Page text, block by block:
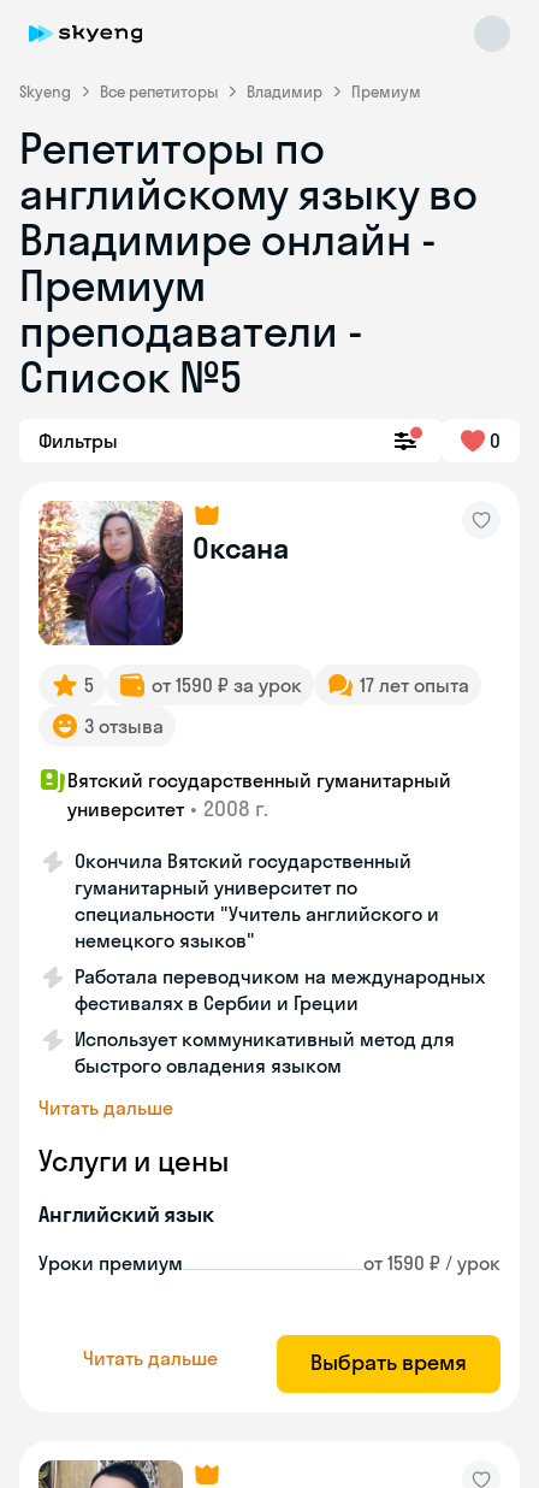
Skyeng Все репетиторы Владимир Премиум
Репетиторы по
английскому языку во
Владимире онлайн -
Премиум
преподаватели -
Список №5
Фильтры 0
Оксана
5 от 1590 ₽ за урок
17 лет опыта
3 отзыва
Вятский государственный гуманитарный
университет • 2008 г.
Окончила Вятский государственный
гуманитарный университет по
специальности "Учитель английского и
немецкого языков"
Работала переводчиком на международных
фестивалях в Сербии и Греции
Использует коммуникативный метод для
быстрого овладения языком
Читать дальше
Услуги и цены
Английский язык
Уроки премиум от 1590 ₽ / урок
Читать дальше Выбрать время
Skyeng Chat
online